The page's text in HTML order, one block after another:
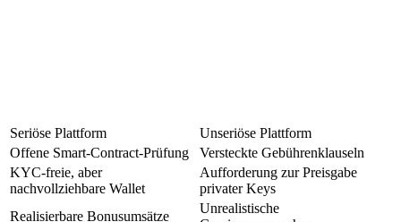
Seriöse Plattform
Unseriöse Plattform
Offene Smart-Contract-Prüfung
Versteckte Gebührenklauseln
KYC-freie, aber
nachvollziehbare Wallet
Aufforderung zur Preisgabe
privater Keys
Realisierbare Bonusumsätze
Unrealistische